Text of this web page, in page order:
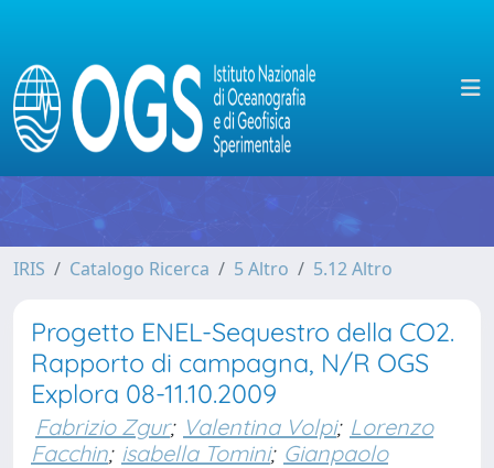
IRIS Catalogo Ricerca 5 Altro 5.12 Altro
Progetto ENEL-Sequestro della CO2.
Rapporto di campagna, N/R OGS
Explora 08-11.10.2009
Fabrizio Zgur; Valentina Volpi; Lorenzo
Facchin; isabella Tomini; Gianpaolo